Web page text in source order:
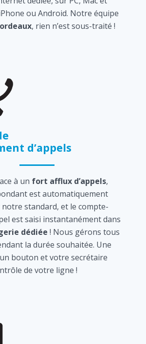
ou Android. Notre équipe
, rien n’est sous-traité !
d’appels
à un fort afflux d’appels,
est automatiquement
standard, et le compte-
est saisi instantanément dans
dédiée ! Nous gérons tous
la durée souhaitée. Une
bouton et votre secrétaire
de votre ligne !